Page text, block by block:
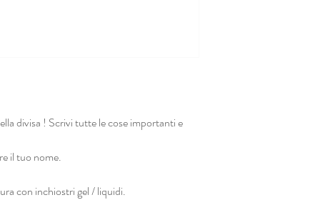
divisa ! Scrivi tutte le cose importanti e
il tuo nome.
con inchiostri gel / liquidi.